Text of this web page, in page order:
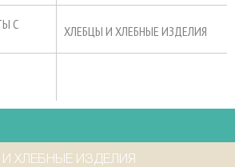
С
ХЛЕБЦЫ И ХЛЕБНЫЕ ИЗДЕЛИЯ
ХЛЕБНЫЕ ИЗДЕЛИЯ